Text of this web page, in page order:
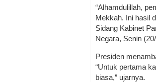
“Alhamdulillah,
Mekkah. Ini hasil
Sidang Kabinet
Negara, Senin
Presiden
“Untuk pertama
biasa,” ujarnya.